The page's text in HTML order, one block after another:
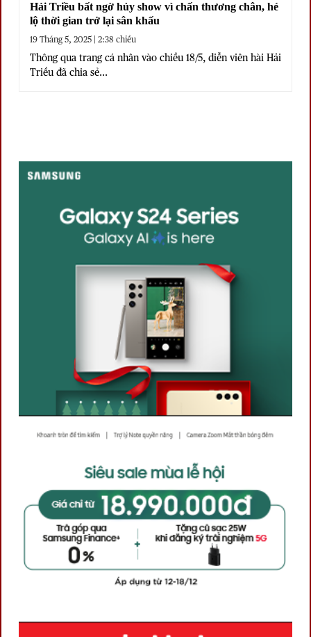
Hải Triều bất ngờ hủy show vì chấn thương chân, hé
lộ thời gian trở lại sân khấu
19 Tháng 5, 2025 | 2:38 chiều
Thông qua trang cá nhân vào chiều 18/5, diễn viên hài Hải
Triều đã chia sẻ...